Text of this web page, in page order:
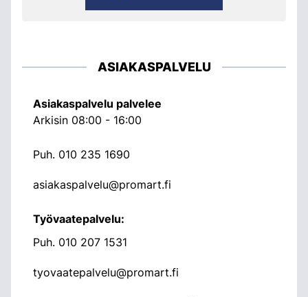
ASIAKASPALVELU
Asiakaspalvelu palvelee
Arkisin 08:00 - 16:00
Puh. 010 235 1690
asiakaspalvelu@promart.fi
Työvaatepalvelu:
Puh. 010 207 1531
tyovaatepalvelu@promart.fi